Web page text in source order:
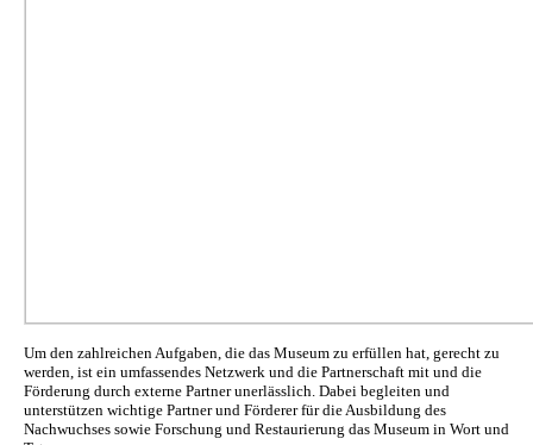
Um den zahlreichen Aufgaben, die das Museum zu erfüllen hat, gerecht zu
werden, ist ein umfassendes Netzwerk und die Partnerschaft mit und die
Förderung durch externe Partner unerlässlich. Dabei begleiten und
unterstützen wichtige Partner und Förderer für die Ausbildung des
Nachwuchses sowie Forschung und Restaurierung das Museum in Wort und